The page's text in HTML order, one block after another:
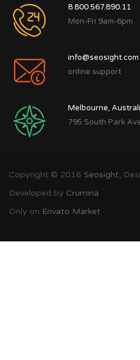
8 800 567.890.11
Mon-Fri 9am-6pm
info@seosight.com
online support
Melbourne,
795 South Park
Copyright © 2016 Seosight,
Developed by Crumina
Only on Envato Market